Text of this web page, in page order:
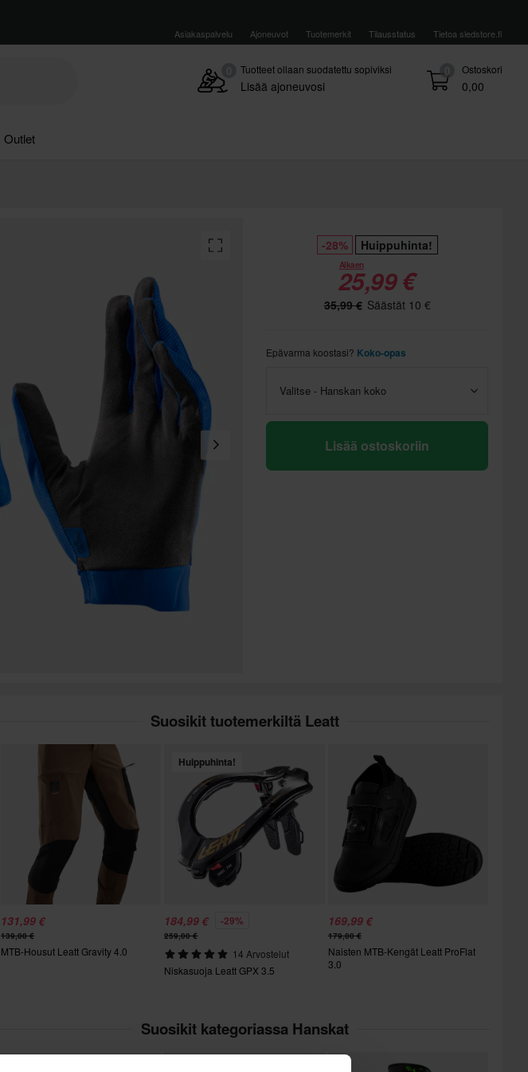
Asiakaspalvelu Ajoneuvot Tuotemerkit Tilausstatus Tietoa sledstore.fi
0 Ostoskori
0,00
Tuotteet ollaan suodatettu sopiviksi
Lisää ajoneuvosi
Outlet
-28% Huippuhinta!
Alkaen
25,99 €
35,99 € Säästät 10 €
Epävarma koostasi? Koko-opas
Valitse - Hanskan koko
Lisää ostoskoriin
Suosikit tuotemerkiltä Leatt
131,99 €
139,00 €
MTB-Housut Leatt Gravity 4.0
Huippuhinta!
184,99 € -29%
259,00 €
14 Arvostelut
Niskasuoja Leatt GPX 3.5
169,99 €
179,00 €
Naisten MTB-Kengät Leatt ProFlat
3.0
Suosikit kategoriassa Hanskat